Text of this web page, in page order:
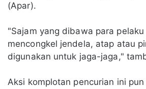
(Apar).
"Sajam yang dibawa para
mencongkel jendela, atap atau
digunakan untuk jaga-jaga,"
Aksi komplotan pencurian ini